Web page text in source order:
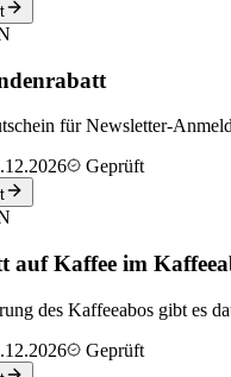
für Newsletter-
Geprüft
auf Kaffee im
des Kaffeeabos gibt es
Geprüft